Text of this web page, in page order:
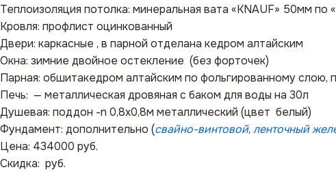
Теплоизоляция потолка: минеральная вата «KNAUF» 50мм по
Кровля: профлист оцинкованный
Двери: каркасные , в парной отделана кедром алтайским
Окна: зимние двойное остекление (без форточек)
Парная: обшитакедром алтайским по фольгированному слою,
Печь: — металлическая дровяная с баком для воды на 30л
Душевая: поддон -n 0,8х0,8м металлический (цвет белый)
Фундамент: дополнительно (свайно-винтовой, ленточный
Цена: 434000 руб.
Скидка: руб.